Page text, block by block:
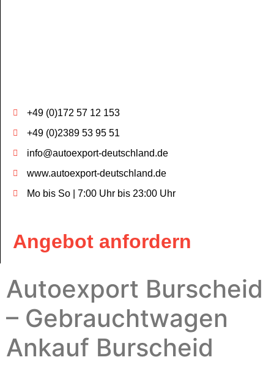
+49 (0)172 57 12 153
+49 (0)2389 53 95 51
info@autoexport-deutschland.de
www.autoexport-deutschland.de
Mo bis So | 7:00 Uhr bis 23:00 Uhr
Angebot anfordern
Autoexport Burscheid
– Gebrauchtwagen
Ankauf Burscheid